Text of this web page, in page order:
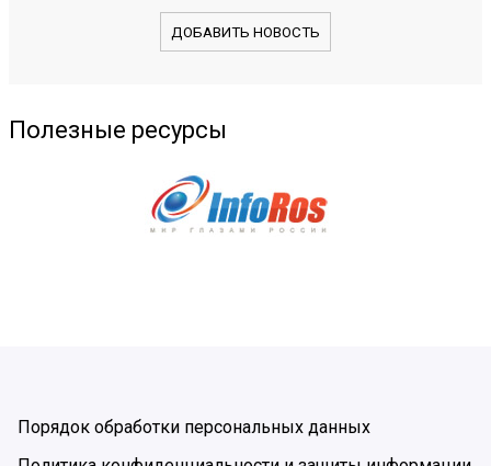
ДОБАВИТЬ НОВОСТЬ
Полезные ресурсы
Порядок обработки персональных данных